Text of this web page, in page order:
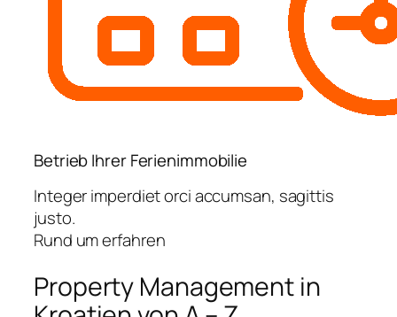
Betrieb Ihrer Ferienimmobilie
Integer imperdiet orci accumsan, sagittis
justo.
Rund um erfahren
Property Management in